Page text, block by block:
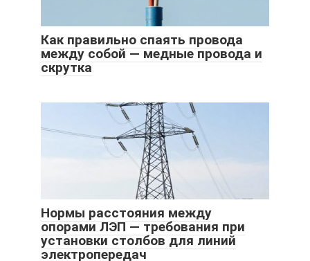
Как правильно спаять провода
между собой — медные провода и
скрутка
Нормы расстояния между
опорами ЛЭП — требования при
установки столбов для линий
электропередач